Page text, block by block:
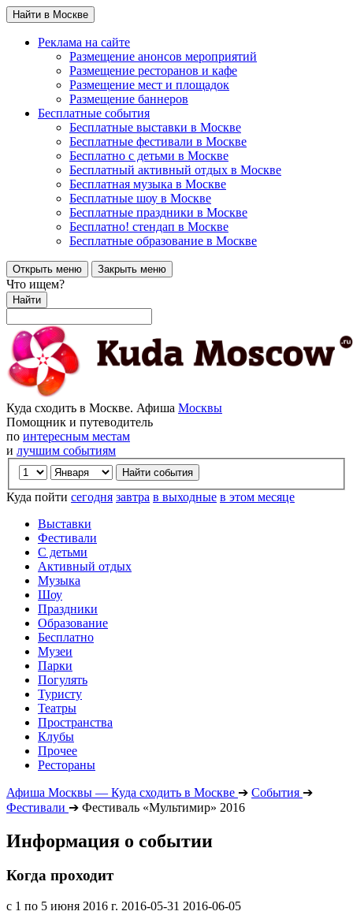
Найти в Москве
Реклама на сайте
Размещение анонсов мероприятий
Размещение ресторанов и кафе
Размещение мест и площадок
Размещение баннеров
Бесплатные события
Бесплатные выставки в Москве
Бесплатные фестивали в Москве
Бесплатно с детьми в Москве
Бесплатный активный отдых в Москве
Бесплатная музыка в Москве
Бесплатные шоу в Москве
Бесплатные праздники в Москве
Бесплатно! стендап в Москве
Бесплатные образование в Москве
Открыть меню Закрыть меню
Что ищем?
Найти
Куда сходить в Москве. Афиша Москвы
Помощник и путеводитель
по интересным местам
и лучшим событиям
Куда пойти сегодня завтра в выходные в этом месяце
Выставки
Фестивали
С детьми
Активный отдых
Музыка
Шоу
Праздники
Образование
Бесплатно
Музеи
Парки
Погулять
Туристу
Театры
Пространства
Клубы
Прочее
Рестораны
Афиша Москвы — Куда сходить в Москве ➔ События ➔
Фестивали ➔ Фестиваль «Мультимир» 2016
Информация о событии
Когда проходит
с 1 по 5 июня 2016 г. 2016-05-31 2016-06-05